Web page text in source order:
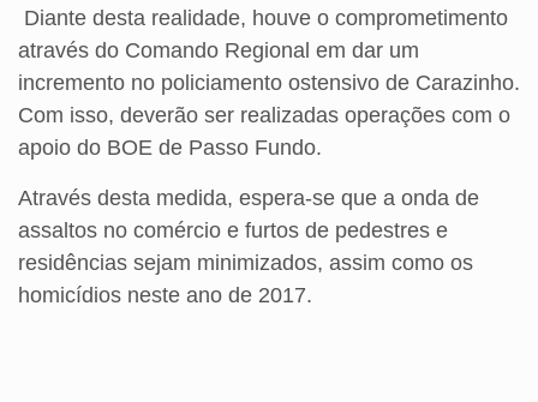
Diante desta realidade, houve o comprometimento
através do Comando Regional em dar um
incremento no policiamento ostensivo de Carazinho.
Com isso, deverão ser realizadas operações com o
apoio do BOE de Passo Fundo.
Através desta medida, espera-se que a onda de
assaltos no comércio e furtos de pedestres e
residências sejam minimizados, assim como os
homicídios neste ano de 2017.